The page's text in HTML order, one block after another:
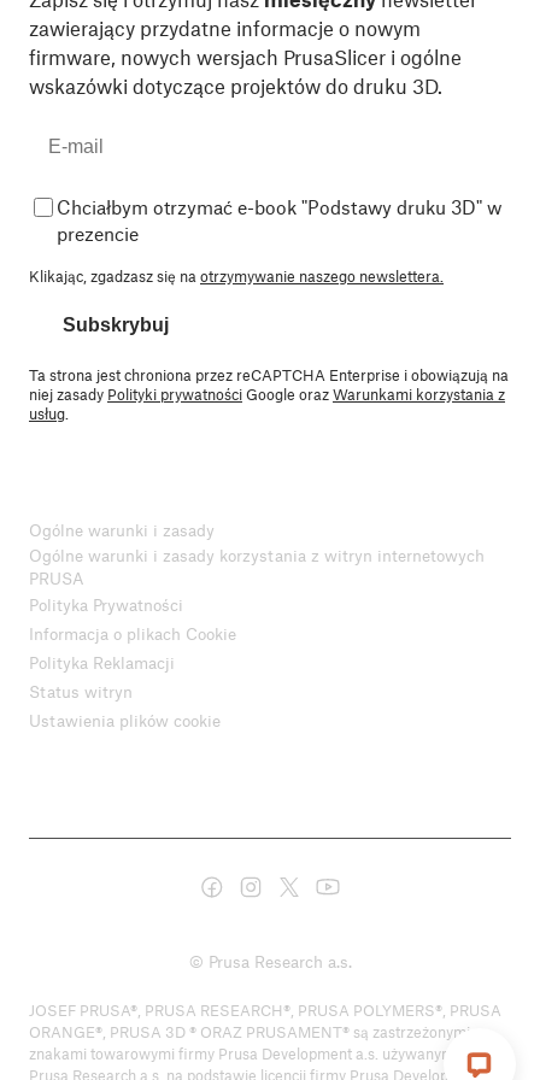
zawierający przydatne informacje o nowym
firmware, nowych wersjach PrusaSlicer i ogólne
wskazówki dotyczące projektów do druku 3D.
Chciałbym otrzymać e-book "Podstawy druku 3D" w
prezencie
Klikając, zgadzasz się na otrzymywanie naszego newslettera.
Subskrybuj
Ta strona jest chroniona przez reCAPTCHA Enterprise i obowiązują na
niej zasady Polityki prywatnościGoogle orazWarunkami korzystania z
usług
Ogólne warunki i zasady
Ogólne warunki i zasady korzystania z witryn internetowych
PRUSA
Polityka Prywatności
Informacja o plikach Cookie
Polityka Reklamacji
Status witryn
Ustawienia plików cookie
© Prusa Research a.s.
JOSEF PRUSA®, PRUSA RESEARCH®, PRUSA POLYMERS®, PRUSA
ORANGE®, PRUSA 3D ® ORAZ PRUSAMENT® są zastrzeżonymi
znakami towarowymi firmy Prusa Development a.s. używanymi przez
Prusa Research a.s. na podstawie licencji firmy Prusa Development a.s.